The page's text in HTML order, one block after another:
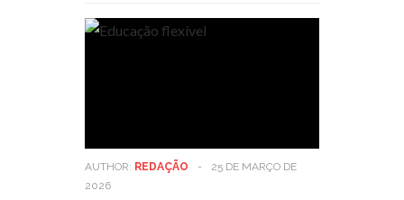
AUTHOR: REDAÇÃO -
25 DE MARÇO DE
2026